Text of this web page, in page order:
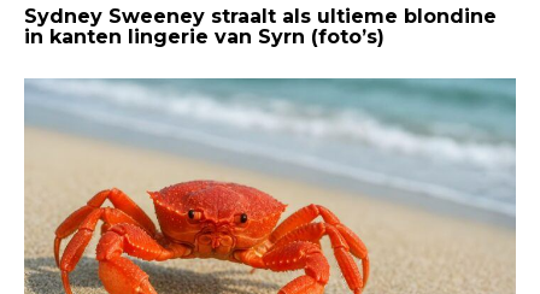
Sydney Sweeney straalt als ultieme blondine
in kanten lingerie van Syrn (foto’s)